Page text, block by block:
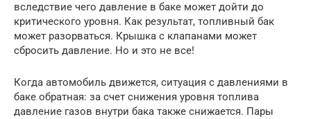
вследствие чего давление в баке может дойти до
критического уровня. Как результат, топливный бак
может разорваться. Крышка с клапанами может
сбросить давление. Но и это не все!
Когда автомобиль движется, ситуация с давлениями в
баке обратная: за счет снижения уровня топлива
давление газов внутри бака также снижается. Пары